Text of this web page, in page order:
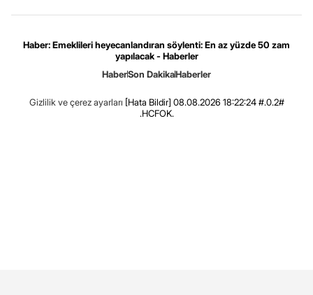
Haber: Emeklileri heyecanlandıran söylenti: En az yüzde 50 zam
yapılacak - Haberler
HaberSon DakikaHaberler
Gizlilik ve çerez ayarları [Hata Bildir] 08.08.2026 18:22:24 #.0.2#
.HCFOK.